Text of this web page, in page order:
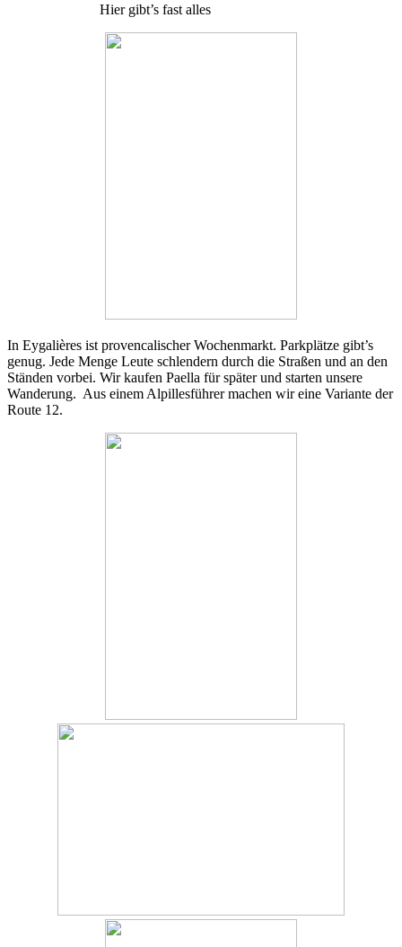
Hier gibt’s fast alles
In Eygalières ist provencalischer Wochenmarkt. Parkplätze gibt’s
genug. Jede Menge Leute schlendern durch die Straßen und an den
Ständen vorbei. Wir kaufen Paella für später und starten unsere
Wanderung. Aus einem Alpillesführer machen wir eine Variante der
Route 12.